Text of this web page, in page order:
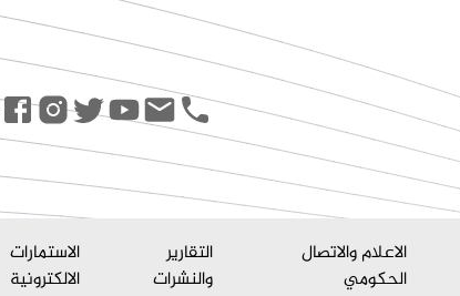
الاعلام والاتصال
الحكومي
التقارير
والنشرات
الاستمارات
الالكترونية